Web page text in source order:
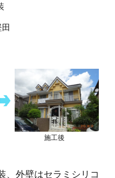
施工後
、外壁はセラミシリコ